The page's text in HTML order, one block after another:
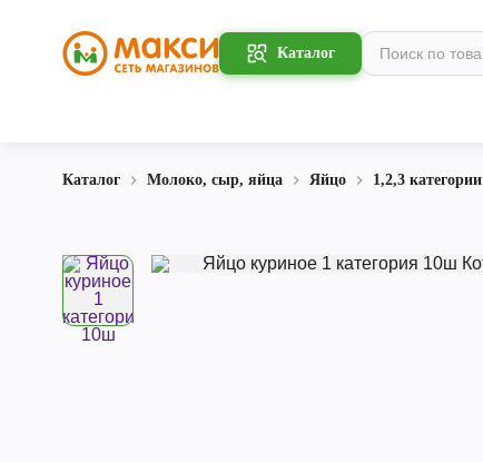
Каталог
Каталог Молоко, сыр, яйца Яйцо 1,2,3 категории